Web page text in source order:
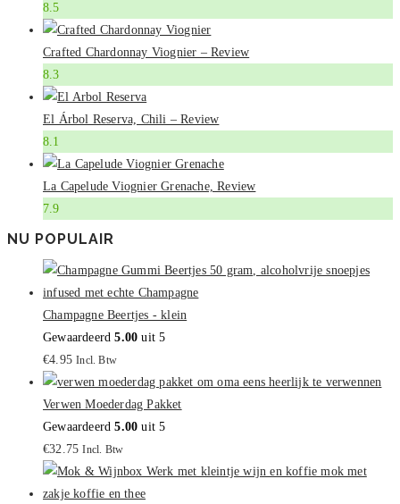
8.5
Crafted Chardonnay Viognier – Review
8.3
El Árbol Reserva, Chili – Review
8.1
La Capelude Viognier Grenache, Review
7.9
NU POPULAIR
Champagne Beertjes - klein
Gewaardeerd5.00 uit 5
€4.95 Incl. Btw
Verwen Moederdag Pakket
Gewaardeerd5.00 uit 5
€32.75 Incl. Btw